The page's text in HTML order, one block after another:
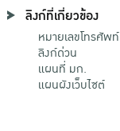
ลิงก์ที่เกี่ยวข้อง
หมายเลขโทรศัพท์
ลิงก์ด่วน
แผนที่ มก.
แผนผังเว็บไซต์